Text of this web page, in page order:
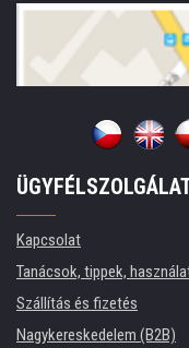
Kapcsolat
Tanácsok, tippek,
Szállítás és fizetés
Nagykereskedelem (B2B)